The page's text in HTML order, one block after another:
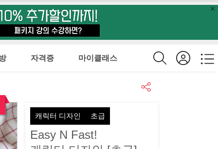
자격증 마이클래스
캐릭터 디자인 초급
Easy N Fast!